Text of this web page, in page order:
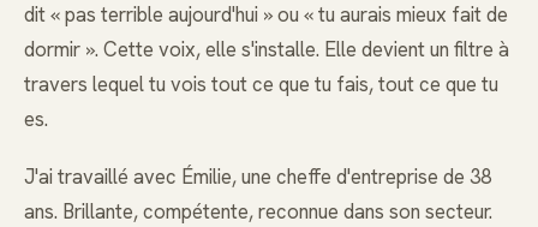
dit « pas terrible aujourd'hui » ou « tu aurais mieux fait de
dormir ». Cette voix, elle s'installe. Elle devient un filtre à
travers lequel tu vois tout ce que tu fais, tout ce que tu
es.
J'ai travaillé avec Émilie, une cheffe d'entreprise de 38
ans. Brillante, compétente, reconnue dans son secteur.